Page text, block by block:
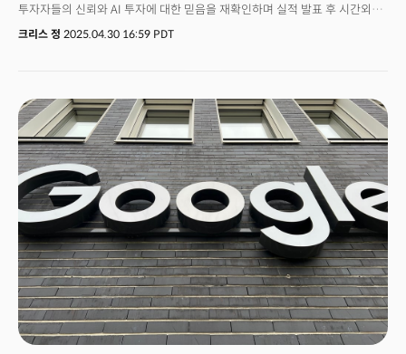
투자자들의 신뢰와 AI 투자에 대한 믿음을 재확인하며 실적 발표 후 시간외
거래에서 약 9% 상승했다. 마이크로소프트는 주당순이익(EPS) 3.46달러
증가했다. 이는 가뭄에 단비와 같은 실적이었다. 빅테크, 특히 AI 투자에 대한
의구심이 강하게 작용하던 시장에 마이크로소프트의 이러한 실적은 지난
수년간 클라우드와 AI 중심 전략의 성공을 입증하는 것으로 평가됐다.
크리스 정 2025.04.30 16:59 PDT